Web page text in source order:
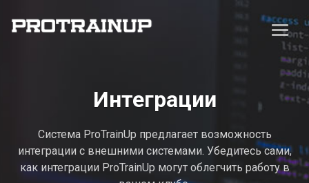
Интеграции
Система ProTrainUp предлагает возможность
интеграции с внешними системами. Убедитесь сами,
как интеграции ProTrainUp могут облегчить работу в